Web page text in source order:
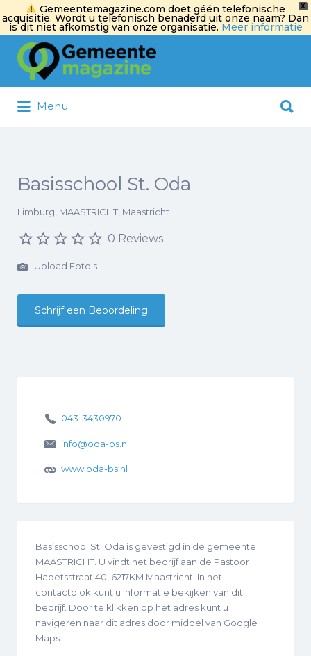
X
Gemeentemagazine.com doet géén telefonische
acquisitie. Wordt u telefonisch benaderd uit onze naam? Dan
is dit niet afkomstig van onze organisatie. Meer informatie
Zoek
naar:
Menu
naar:
Basisschool St. Oda
Limburg, MAASTRICHT, Maastricht
0 Reviews
Upload Foto's
Schrijf een Beoordeling
043-3430970
info@oda-bs.nl
www.oda-bs.nl
Basisschool St. Oda is gevestigd in de gemeente
MAASTRICHT. U vindt het bedrijf aan de Pastoor
Habetsstraat 40, 6217KM Maastricht. In het
contactblok kunt u informatie bekijken van dit
bedrijf. Door te klikken op het adres kunt u
navigeren naar dit adres door middel van Google
Maps.